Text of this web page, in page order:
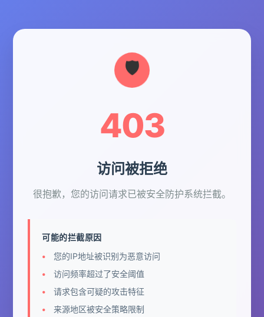
403
访问被拒绝
很抱歉，您的访问请求已被安全防护系统拦截。
可能的拦截原因
您的IP地址被识别为恶意访问
访问频率超过了安全阈值
请求包含可疑的攻击特征
来源地区被安全策略限制